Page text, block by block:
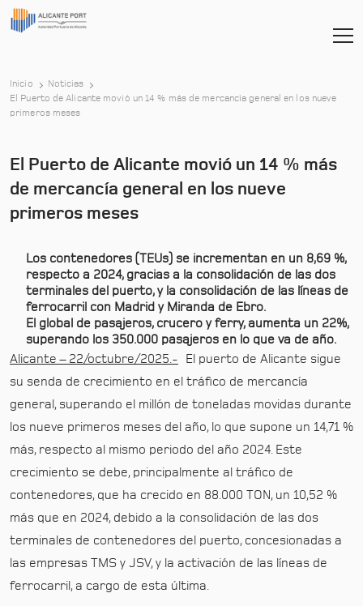
Inicio
Noticias
El Puerto de Alicante movió un 14 % más de mercancía general en los nueve
primeros meses
-
El Puerto de Alicante movió un 14 % más
de mercancía general en los nueve
primeros meses
Los contenedores (TEUs) se incrementan en un 8,69 %,
respecto a 2024, gracias a la consolidación de las dos
terminales del puerto, y la consolidación de las líneas de
ferrocarril con Madrid y Miranda de Ebro.
El global de pasajeros, crucero y ferry, aumenta un 22%,
superando los 350.000 pasajeros en lo que va de año.
Alicante – 22/octubre/2025.- El puerto de Alicante sigue
su senda de crecimiento en el tráfico de mercancía
general, superando el millón de toneladas movidas durante
los nueve primeros meses del año, lo que supone un 14,71 %
más, respecto al mismo periodo del año 2024. Este
crecimiento se debe, principalmente al tráfico de
contenedores, que ha crecido en 88.000 TON, un 10,52 %
más que en 2024, debido a la consolidación de las dos
terminales de contenedores del puerto, concesionadas a
las empresas TMS y JSV, y la activación de las líneas de
ferrocarril, a cargo de esta última.